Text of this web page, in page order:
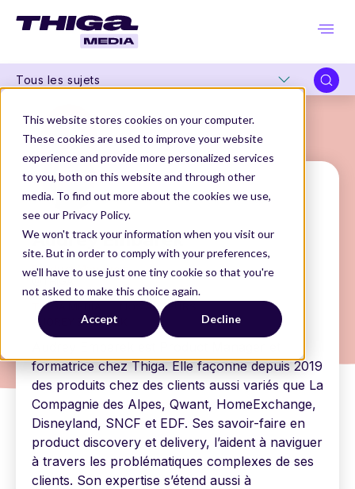
This website stores cookies on your computer.
These cookies are used to improve your website
experience and provide more personalized services
to you, both on this website and through other
media. To find out more about the cookies we use,
see our Privacy Policy.
We won't track your information when you visit our
site. But in order to comply with your preferences,
we'll have to use just one tiny cookie so that you're
not asked to make this choice again.
Accept Decline
Tous les sujets
THIGA MEDIA
NOS AUTEURS
AUDREY EMBAREK
Audrey Embarek
Product Manager
formatrice chez Thiga. Elle façonne depuis 2019
des produits chez des clients aussi variés que La
Compagnie des Alpes, Qwant, HomeExchange,
Disneyland, SNCF et EDF. Ses savoir-faire en
product discovery et delivery, l’aident à naviguer
à travers les problématiques complexes de ses
clients. Son expertise s’étend aussi à